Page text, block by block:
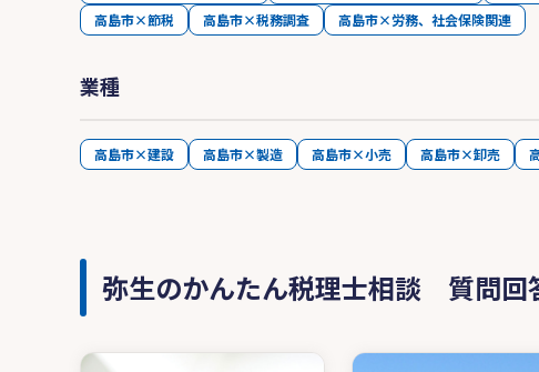
高島市×節税
高島市×税務調査 高島市×労務、社会保険関連
業種
高島市×建設 高島市×製造 高島市×小売 高島市×卸売
弥生のかんたん税理士相談 質問回